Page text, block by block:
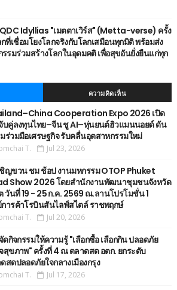
Idyllias "เมตตาเวิร์ส" (Metta-verse) ครั้ง
ที่เชื่อมโยงโลกจริงกับโลกเสมือนทุกมิติ พร้อมส่ง
รมร่วมสร้างโลกในอุดมคติ เพื่อสุขอันยั่งยืนแก่ทุก
ความคิดเห็น
Cooperation Expo 2026 เปิด
บคู่ลงทุนไทย–จีน ชู AI–หุ่นยนต์ฮิวแมนนอยด์ ดัน
ร่วมมือเศรษฐกิจ รับคลื่นอุตสาหกรรมใหม่
T. Jul 23, 2026
ญขวน ชม ช้อป งานมหกรรม OTOP Phuket
Show 2026 โดยสำนักงานพัฒนาชุมชนจังหวัด
วันที่ 19 - 25 ก.ค. 2569 ณ.ลานโปรโมชั่น 1
ารค้าโรบินสันไลฟ์สไตล์ ราชพฤกษ์
T. Jul 20, 2026
ดกิจกรรมให้ความรู้ "เลือกซื้อ เลือกกิน ปลอดภัย
สุขภาพ" ครั้งที่ 4 ณ ตลาดสด อตก. ยกระดับ
สดปลอดภัยใจกลางเมืองกรุง
T. Jul 17, 2026